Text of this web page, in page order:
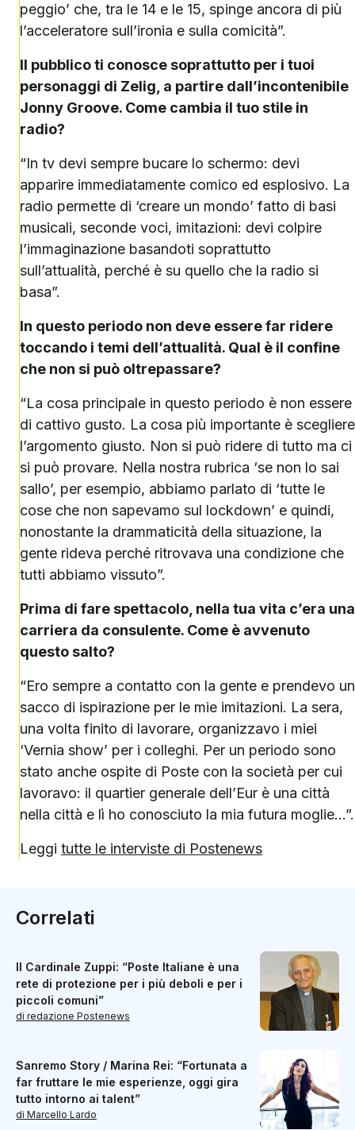
peggio’ che, tra le 14 e le 15, spinge ancora di più
l’acceleratore sull’ironia e sulla comicità”.
Il pubblico ti conosce soprattutto per i tuoi
personaggi di Zelig, a partire dall’incontenibile
Jonny Groove. Come cambia il tuo stile in
radio?
“In tv devi sempre bucare lo schermo: devi
apparire immediatamente comico ed esplosivo. La
radio permette di ‘creare un mondo’ fatto di basi
musicali, seconde voci, imitazioni: devi colpire
l’immaginazione basandoti soprattutto
sull’attualità, perché è su quello che la radio si
basa”.
In questo periodo non deve essere far ridere
toccando i temi dell’attualità. Qual è il confine
che non si può oltrepassare?
“La cosa principale in questo periodo è non essere
di cattivo gusto. La cosa più importante è scegliere
l’argomento giusto. Non si può ridere di tutto ma ci
si può provare. Nella nostra rubrica ‘se non lo sai
sallo’, per esempio, abbiamo parlato di ‘tutte le
cose che non sapevamo sul lockdown’ e quindi,
nonostante la drammaticità della situazione, la
gente rideva perché ritrovava una condizione che
tutti abbiamo vissuto”.
Prima di fare spettacolo, nella tua vita c’era una
carriera da consulente. Come è avvenuto
questo salto?
“Ero sempre a contatto con la gente e prendevo un
sacco di ispirazione per le mie imitazioni. La sera,
una volta finito di lavorare, organizzavo i miei
‘Vernia show’ per i colleghi. Per un periodo sono
stato anche ospite di Poste con la società per cui
lavoravo: il quartier generale dell’Eur è una città
nella città e lì ho conosciuto la mia futura moglie…”.
Leggi tutte le interviste di Postenews
Correlati
Il Cardinale Zuppi: “Poste Italiane è una
rete di protezione per i più deboli e per i
piccoli comuni”
di redazione Postenews
Sanremo Story / Marina Rei: “Fortunata a
far fruttare le mie esperienze, oggi gira
tutto intorno ai talent”
di Marcello Lardo